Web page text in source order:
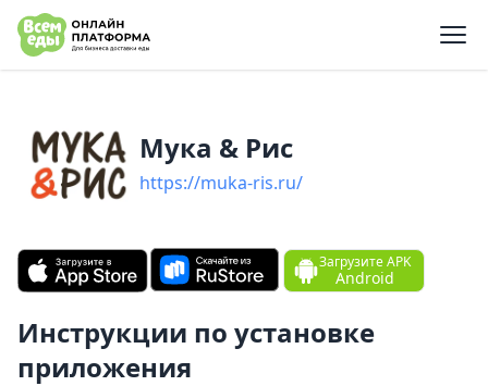
Мука & Ри‪с‬
https://muka-ris.ru/
Загрузите APK
Android
Инструкции по установке
приложения
menu